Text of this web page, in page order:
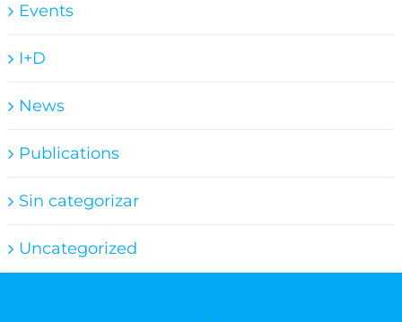
Events
I+D
News
Publications
Sin categorizar
Uncategorized